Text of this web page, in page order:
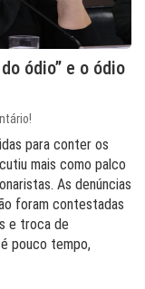
ódio” e o ódio
para conter os
mais como palco
As denúncias
foram contestadas
e troca de
pouco tempo,